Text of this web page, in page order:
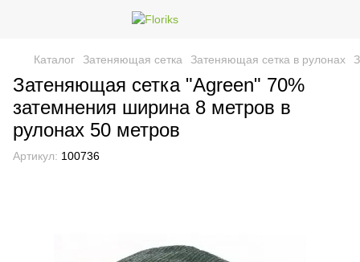
Каталог Затеняющая сетка Затеняющая сетка в рулонах
Затеняющая сетка "Agreen" 70%
затемнения ширина 8 метров в
рулонах 50 метров
Артикул: 100736